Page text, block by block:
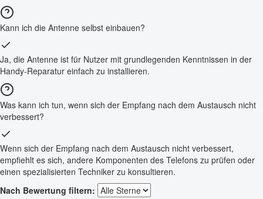
Kann ich die Antenne selbst einbauen?
Ja, die Antenne ist für Nutzer mit grundlegenden Kenntnissen in der
Handy-Reparatur einfach zu installieren.
Was kann ich tun, wenn sich der Empfang nach dem Austausch nicht
verbessert?
Wenn sich der Empfang nach dem Austausch nicht verbessert,
empfiehlt es sich, andere Komponenten des Telefons zu prüfen oder
einen spezialisierten Techniker zu konsultieren.
Nach Bewertung filtern: